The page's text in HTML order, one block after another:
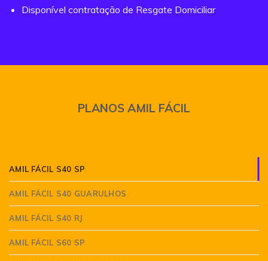
Disponível contratação de Resgate Domiciliar
PLANOS AMIL FÁCIL
AMIL FÁCIL S40 SP
AMIL FÁCIL S40 GUARULHOS
AMIL FÁCIL S40 RJ
AMIL FÁCIL S60 SP